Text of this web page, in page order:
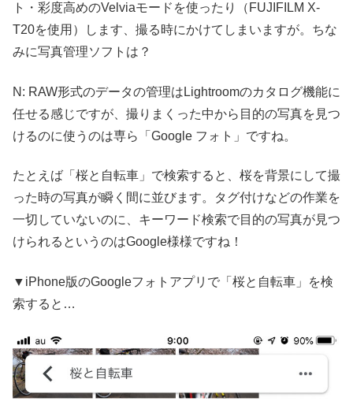
ト・彩度高めのVelviaモードを使ったり（FUJIFILM X-
T20を使用）します、撮る時にかけてしまいますが。ちな
みに写真管理ソフトは？
N: RAW形式のデータの管理はLightroomのカタログ機能に
任せる感じですが、撮りまくった中から目的の写真を見つ
けるのに使うのは専ら「Google フォト」ですね。
たとえば「桜と自転車」で検索すると、桜を背景にして撮
った時の写真が瞬く間に並びます。タグ付けなどの作業を
一切していないのに、キーワード検索で目的の写真が見つ
けられるというのはGoogle様様ですね！
▼iPhone版のGoogleフォトアプリで「桜と自転車」を検
索すると…